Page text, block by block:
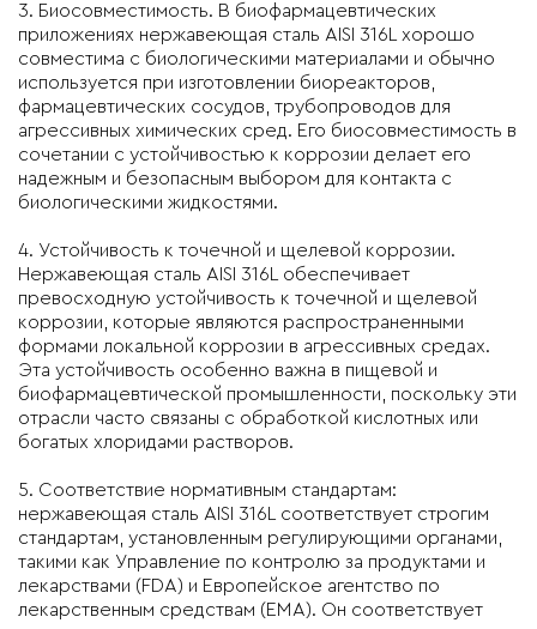
3. Биосовместимость. В биофармацевтических
приложениях нержавеющая сталь AISI 316L хорошо
совместима с биологическими материалами и обычно
используется при изготовлении биореакторов,
фармацевтических сосудов, трубопроводов для
агрессивных химических сред. Его биосовместимость в
сочетании с устойчивостью к коррозии делает его
надежным и безопасным выбором для контакта с
биологическими жидкостями.
4. Устойчивость к точечной и щелевой коррозии.
Нержавеющая сталь AISI 316L обеспечивает
превосходную устойчивость к точечной и щелевой
коррозии, которые являются распространенными
формами локальной коррозии в агрессивных средах.
Эта устойчивость особенно важна в пищевой и
биофармацевтической промышленности, поскольку эти
отрасли часто связаны с обработкой кислотных или
богатых хлоридами растворов.
5. Соответствие нормативным стандартам:
нержавеющая сталь AISI 316L соответствует строгим
стандартам, установленным регулирующими органами,
такими как Управление по контролю за продуктами и
лекарствами (FDA) и Европейское агентство по
лекарственным средствам (EMA). Он соответствует